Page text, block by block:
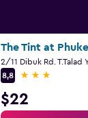
8,8
3 estrellas
$22